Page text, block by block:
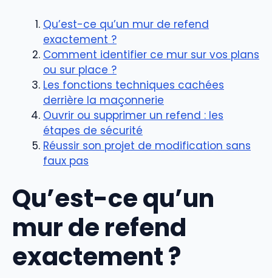
Qu’est-ce qu’un mur de refend
exactement ?
Comment identifier ce mur sur vos plans
ou sur place ?
Les fonctions techniques cachées
derrière la maçonnerie
Ouvrir ou supprimer un refend : les
étapes de sécurité
Réussir son projet de modification sans
faux pas
Qu’est-ce qu’un
mur de refend
exactement ?